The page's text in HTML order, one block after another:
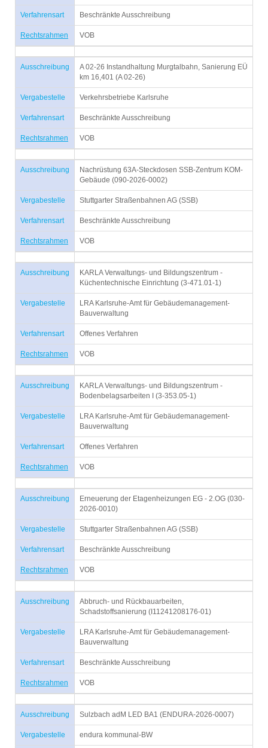
Verfahrensart Beschränkte Ausschreibung
Rechtsrahmen VOB
Ausschreibung
A 02-26 Instandhaltung Murgtalbahn, Sanierung EÜ
km 16,401 (A 02-26)
Vergabestelle Verkehrsbetriebe Karlsruhe
Verfahrensart Beschränkte Ausschreibung
Rechtsrahmen VOB
Ausschreibung
Nachrüstung 63A-Steckdosen SSB-Zentrum KOM-
Gebäude (090-2026-0002)
Vergabestelle Stuttgarter Straßenbahnen AG (SSB)
Verfahrensart Beschränkte Ausschreibung
Rechtsrahmen VOB
Ausschreibung
KARLA Verwaltungs- und Bildungszentrum -
Küchentechnische Einrichtung (3-471.01-1)
Vergabestelle
LRA Karlsruhe-Amt für Gebäudemanagement-
Bauverwaltung
Verfahrensart Offenes Verfahren
Rechtsrahmen VOB
Ausschreibung
KARLA Verwaltungs- und Bildungszentrum -
Bodenbelagsarbeiten I (3-353.05-1)
Vergabestelle
LRA Karlsruhe-Amt für Gebäudemanagement-
Bauverwaltung
Verfahrensart Offenes Verfahren
Rechtsrahmen VOB
Ausschreibung
Erneuerung der Etagenheizungen EG - 2.OG (030-
2026-0010)
Vergabestelle Stuttgarter Straßenbahnen AG (SSB)
Verfahrensart Beschränkte Ausschreibung
Rechtsrahmen VOB
Ausschreibung
Abbruch- und Rückbauarbeiten,
Schadstoffsanierung (I11241208176-01)
Vergabestelle
LRA Karlsruhe-Amt für Gebäudemanagement-
Bauverwaltung
Verfahrensart Beschränkte Ausschreibung
Rechtsrahmen VOB
Ausschreibung Sulzbach adM LED BA1 (ENDURA-2026-0007)
Vergabestelle endura kommunal-BW